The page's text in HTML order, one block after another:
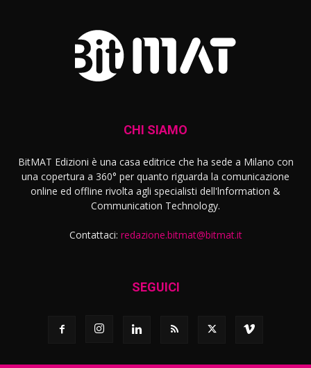
CHI SIAMO
BitMAT Edizioni è una casa editrice che ha sede a Milano con
una copertura a 360° per quanto riguarda la comunicazione
online ed offline rivolta agli specialisti dell'lnformation &
Communication Technology.
Contattaci: redazione.bitmat@bitmat.it
SEGUICI